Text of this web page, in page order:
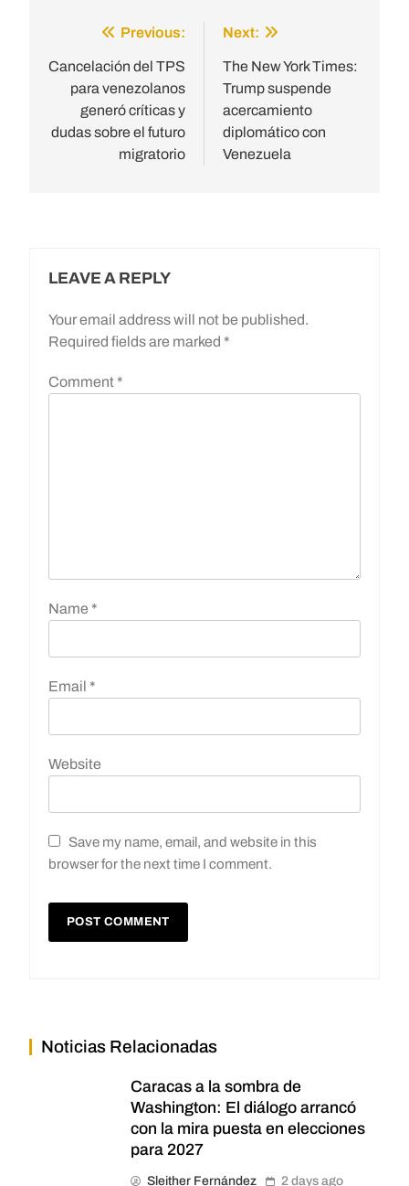
navigation
Previous:
Cancelación del TPS
para venezolanos
generó críticas y
dudas sobre el futuro
migratorio
Next:
The New York Times:
Trump suspende
acercamiento
diplomático con
Venezuela
LEAVE A REPLY
Your email address will not be published.
Required fields are marked *
Comment *
Name *
Email *
Website
Save my name, email, and website in this
browser for the next time I comment.
Noticias Relacionadas
Caracas a la sombra de
Washington: El diálogo arrancó
con la mira puesta en elecciones
para 2027
Sleither Fernández 2 days ago